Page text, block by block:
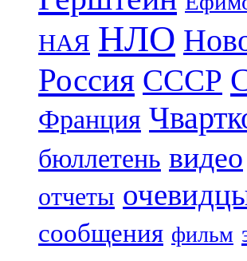
НАЯ НЛО
Россия СССР
Франция
бюллетень видео
отчеты
сообщения фильм